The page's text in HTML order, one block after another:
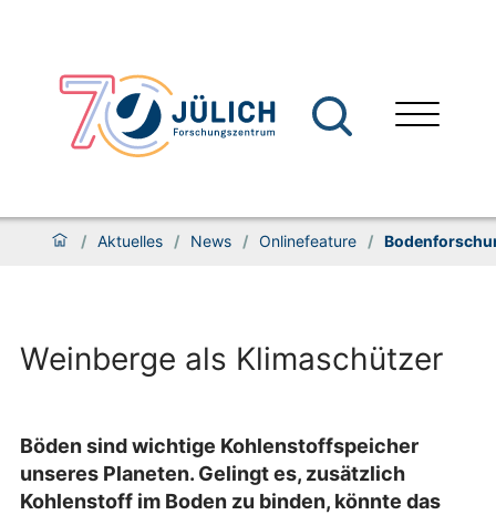
/ Aktuelles / News / Onlinefeature /
Weinberge als Klimaschützer
Böden sind wichtige Kohlenstoffspeicher
unseres Planeten. Gelingt es, zusätzlich
Kohlenstoff im Boden zu binden, könnte das